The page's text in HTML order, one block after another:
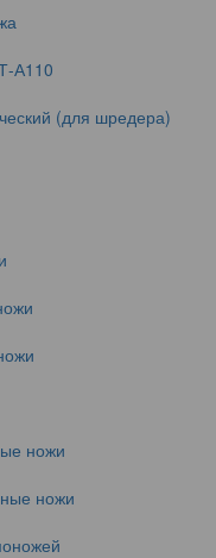
А110
(для шредера)
ножи
ножи